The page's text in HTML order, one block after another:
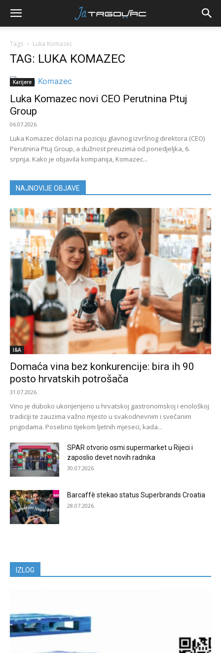
Tags Luka Komazec
TAG: LUKA KOMAZEC
Karijere
Luka Komazec novi CEO Perutnina Ptuj
Group
06.07.2026.
Luka Komazec dolazi na poziciju glavnog izvršnog direktora (CEO)
Perutnina Ptuj Group, a dužnost preuzima od ponedjeljka, 6.
srpnja. Kako je objavila kompanija, Komazec...
NAJNOVIJE OBJAVE
I&A
Domaća vina bez konkurencije: bira ih 90
posto hrvatskih potrošača
31.07.2026.
Vino je duboko ukorijenjeno u hrvatskoj gastronomskoj i enološkoj
tradiciji te zauzima važno mjesto u svakodnevnim i svečanim
prigodama. Posebno tijekom ljetnih mjeseci, kada...
SPAR otvorio osmi supermarket u Rijeci i
zaposlio devet novih radnika
30.07.2026.
Barcaffè stekao status Superbrands Croatia
28.07.2026.
IZLOG